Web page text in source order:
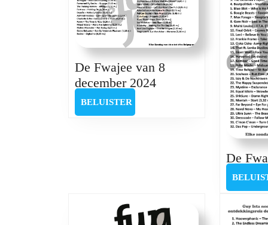
De Fwajee van 8
december 2024De
BELUISTER
De